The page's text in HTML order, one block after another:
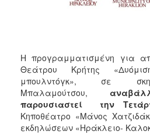
Η προγραμματισμένη για
Θεάτρου Κρήτης
μπουλντόγκ», σε
Μπαλαμούτσου,
παρουσιαστεί την
Κηποθέατρο «Μάνος
εκδηλώσεων «Ηράκλειο-